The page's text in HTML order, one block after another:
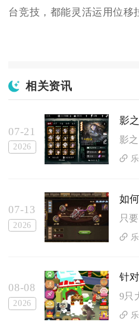
台竞技，都能灵活运用位移
相关资讯
07-21
2026
07-13
2026
08-08
2026